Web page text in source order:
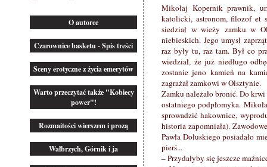
O autorce
Czarownice basketu - Spis treści
Sceny erotyczne z życia emerytów
Warto przeczytać także "Kobiecy
power"!
Rozmaitości wierszem i prozą
Wałbrzych, Górnik i ja
Mikołaj Kopernik prawnik,
katolicki, astronom, filozof et
siedział w wieży zamku w
niebieskich. Jego umysł
raz były tu, raz tam. Był co
wiedział, że już niedługo
zostanie jeno kamień na
zagrażał zamkowi w Olsztynie.
Zamku należało bronić. Do
ostatniego podpłomyka.
sprowadzić hakownice,
historia zapomniała).
Pawła Dołuskiego posiadało
pierś...
– Przydałyby się jeszcze